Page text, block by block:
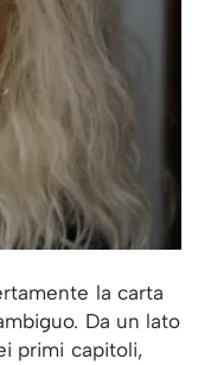
la carta
Da un lato
primi capitoli,